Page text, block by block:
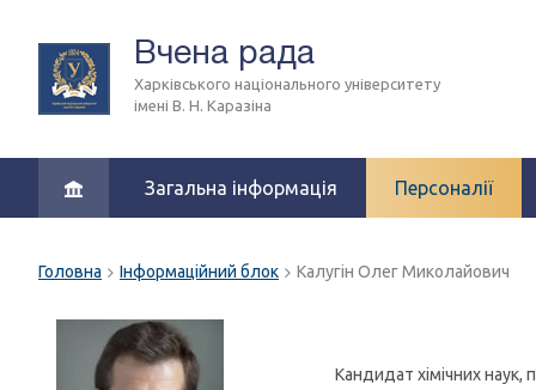
Вчена рада
Харківського національного університету
імені В. Н. Каразіна
Загальна інформація Персоналії
Головна Інформаційний блок Калугін Олег Миколайович
Кандидат хімічних наук,